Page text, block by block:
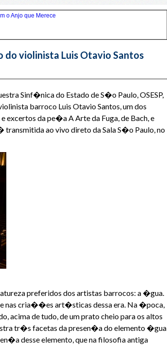
violinista Luis Otavio Santos
Sinf�nica do Estado de S�o Paulo, OSESP,
barroco Luis Otavio Santos, um dos
da pe�a A Arte da Fuga, de Bach, e
ao vivo direto da Sala S�o Paulo, no
preferidos dos artistas barrocos: a �gua.
nas cria��es art�sticas dessa era. Na �poca,
acima de tudo, de um prato cheio para os altos
tr�s facetas da presen�a do elemento �gua
desse elemento, que na filosofia antiga